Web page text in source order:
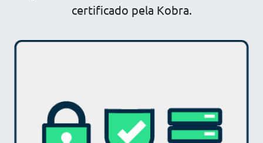
certificado pela Kobra.